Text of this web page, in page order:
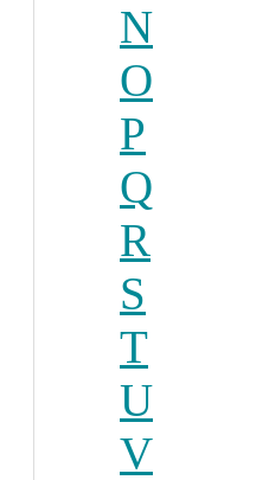
N
O
P
Q
R
S
T
U
V